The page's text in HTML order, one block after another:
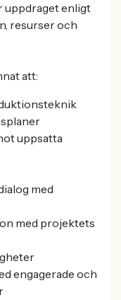
uppdraget enligt
resurser och
att:
uppsatta
med
med projektets
engagerade och